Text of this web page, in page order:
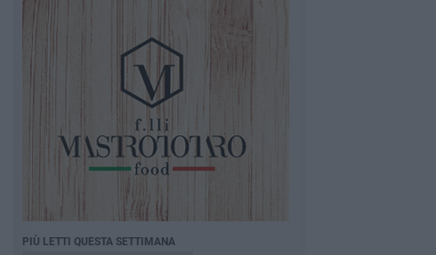
PIÙ LETTI QUESTA SETTIMANA